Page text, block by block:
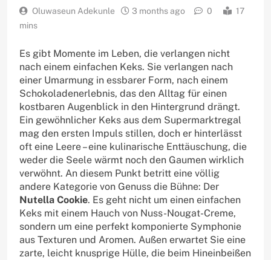
Oluwaseun Adekunle 3 months ago 0
17
mins
Es gibt Momente im Leben, die verlangen nicht
nach einem einfachen Keks. Sie verlangen nach
einer Umarmung in essbarer Form, nach einem
Schokoladenerlebnis, das den Alltag für einen
kostbaren Augenblick in den Hintergrund drängt.
Ein gewöhnlicher Keks aus dem Supermarktregal
mag den ersten Impuls stillen, doch er hinterlässt
oft eine Leere – eine kulinarische Enttäuschung, die
weder die Seele wärmt noch den Gaumen wirklich
verwöhnt. An diesem Punkt betritt eine völlig
andere Kategorie von Genuss die Bühne: Der
Nutella Cookie. Es geht nicht um einen einfachen
Keks mit einem Hauch von Nuss-Nougat-Creme,
sondern um eine perfekt komponierte Symphonie
aus Texturen und Aromen. Außen erwartet Sie eine
zarte, leicht knusprige Hülle, die beim Hineinbeißen